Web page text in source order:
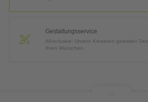
Gestaltungsservice
All-inclusive: Unsere Kreativen gestalten
Ihren Wünschen.